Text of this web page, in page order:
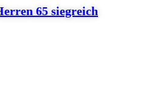
65 siegreich